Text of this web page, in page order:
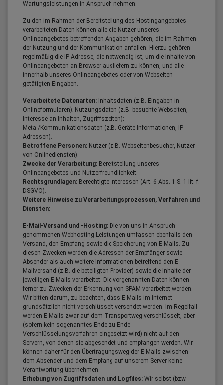
Wartungsleistungen in Anspruch nehmen.
Zu den im Rahmen der Bereitstellung des Hostingangebotes
verarbeiteten Daten können alle die Nutzer unseres
Onlineangebotes betreffenden Angaben gehören, die im Rahmen
der Nutzung und der Kommunikation anfallen. Hierzu gehören
regelmäßig die IP-Adresse, die notwendig ist, um die Inhalte von
Onlineangeboten an Browser ausliefern zu können, und alle
innerhalb unseres Onlineangebotes oder von Webseiten
getätigten Eingaben.
Verarbeitete Datenarten: Inhaltsdaten (z.B. Eingaben in
Onlineformularen); Nutzungsdaten (z.B. besuchte Webseiten,
Interesse an Inhalten, Zugriffszeiten);
Meta-/Kommunikationsdaten (z.B. Geräte-Informationen, IP-
Adressen).
Betroffene Personen: Nutzer (z.B. Webseitenbesucher, Nutzer
von Onlinediensten).
Zwecke der Verarbeitung: Bereitstellung unseres
Onlineangebotes und Nutzerfreundlichkeit.
Rechtsgrundlagen: Berechtigte Interessen (Art. 6 Abs. 1 S. 1 lit. f.
DSGVO).
Weitere Hinweise zu Verarbeitungsprozessen, Verfahren und
Diensten:
E-Mail-Versand und -Hosting: Die von uns in Anspruch
genommenen Webhosting-Leistungen umfassen ebenfalls den
Versand, den Empfang sowie die Speicherung von E-Mails. Zu
diesen Zwecken werden die Adressen der Empfänger sowie
Absender als auch weitere Informationen betreffend den E-
Mailversand (z.B. die beteiligten Provider) sowie die Inhalte der
jeweiligen E-Mails verarbeitet. Die vorgenannten Daten können
ferner zu Zwecken der Erkennung von SPAM verarbeitet werden.
Wir bitten darum, zu beachten, dass E-Mails im Internet
grundsätzlich nicht verschlüsselt versendet werden. Im Regelfall
werden E-Mails zwar auf dem Transportweg verschlüsselt, aber
(sofern kein sogenanntes Ende-zu-Ende-
Verschlüsselungsverfahren eingesetzt wird) nicht auf den
Servern, von denen sie abgesendet und empfangen werden. Wir
können daher für den Übertragungsweg der E-Mails zwischen
dem Absender und dem Empfang auf unserem Server keine
Verantwortung übernehmen.
Erhebung von Zugriffsdaten und Logfiles: Wir selbst (bzw.